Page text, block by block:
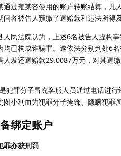
通过雍某容使用的账户转账结算，几
间各被告人预缴了退赔款和违法所得及
法院认为，上述6名被告人虚构事
均已构成诈骗罪。遂依法分别判处6
人发还退赔款29.0087万元，对其退
罪分子冒充客服人员通过电话进行
图小利而为犯罪分子掩饰、隐瞒犯罪
绑定账户
罪亦获刑罚